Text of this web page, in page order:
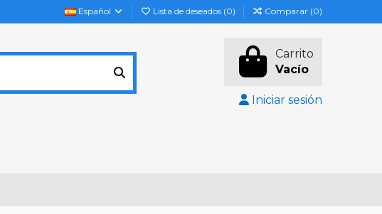
Español Lista de deseados (0) Comparar (0)
Carrito
Vacío
Iniciar sesión